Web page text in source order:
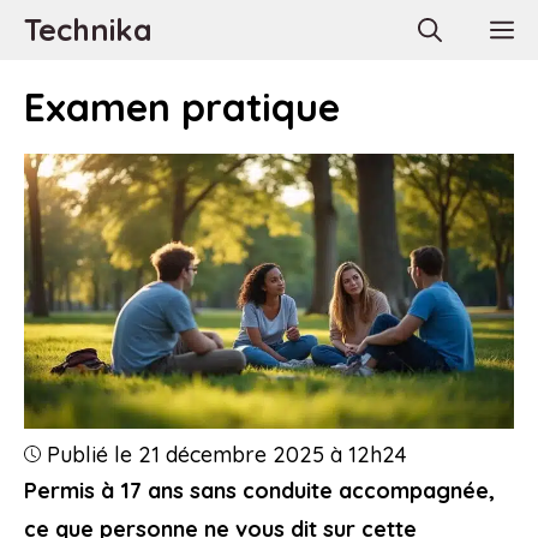
AllerTechnika
Examen pratique
Permis à 17 ans sans conduite accompagnée,
ce que personne ne vous dit sur cette
Publié le 21 décembre 2025 à 12h24